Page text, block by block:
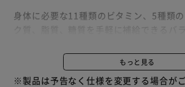
身体に必要な11種類のビタミン、5種類
日に必要な量は「2015年栄養素等表示基
もっと見る
※製品は予告なく仕様を変更する場合が